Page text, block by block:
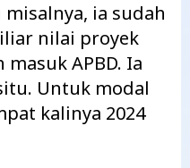
ia sudah
nilai proyek
APBD. Ia
Untuk modal
kalinya 2024